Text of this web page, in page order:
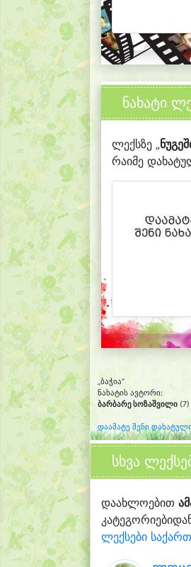
ნახატი
ლექსზე „
რაიმე
„ბაჭია“
ნახატის ავტორი:
ბარბარე სოზაშვილი (7)
დაამატე შენი
სხვა
დაახლოებით
ლექსები